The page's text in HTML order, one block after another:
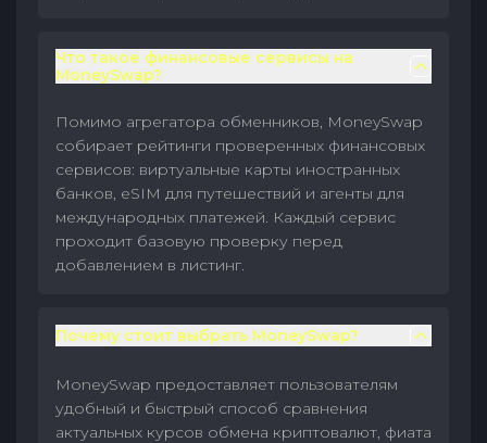
Что такое финансовые сервисы на
MoneySwap?
Помимо агрегатора обменников, MoneySwap
собирает рейтинги проверенных финансовых
сервисов: виртуальные карты иностранных
банков, eSIM для путешествий и агенты для
международных платежей. Каждый сервис
проходит базовую проверку перед
добавлением в листинг.
Почему стоит выбрать MoneySwap?
MoneySwap предоставляет пользователям
удобный и быстрый способ сравнения
актуальных курсов обмена криптовалют, фиата